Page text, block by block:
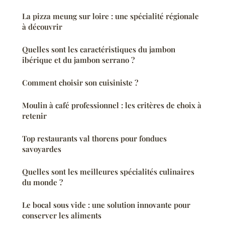
La pizza meung sur loire : une spécialité régionale
à découvrir
Quelles sont les caractéristiques du jambon
ibérique et du jambon serrano ?
Comment choisir son cuisiniste ?
Moulin à café professionnel : les critères de choix à
retenir
Top restaurants val thorens pour fondues
savoyardes
Quelles sont les meilleures spécialités culinaires
du monde ?
Le bocal sous vide : une solution innovante pour
conserver les aliments